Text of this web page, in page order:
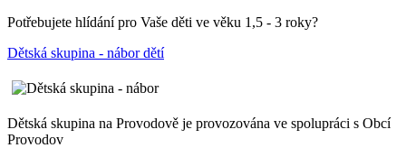
Potřebujete hlídání pro Vaše děti ve věku 1,5 - 3 roky?
Dětská skupina - nábor dětí
Dětská skupina na Provodově je provozována ve spolupráci s Obcí
Provodov